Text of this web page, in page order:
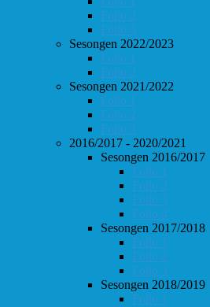
Follo 2
Follo 3
Sesongen 2022/2023
Follo 1
Follo 2
Sesongen 2021/2022
Follo 1
Follo 2
Follo 3
2016/2017 - 2020/2021
Sesongen 2016/2017
Follo 1
Follo 2
Follo 3
Follo 4
Sesongen 2017/2018
Follo 1
Follo 2
Follo 3
Sesongen 2018/2019
Follo 1